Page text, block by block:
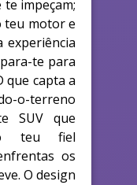
impeçam;
teu motor e
experiência
te para
que capta a
o-terreno
SUV que
o teu fiel
os
O design